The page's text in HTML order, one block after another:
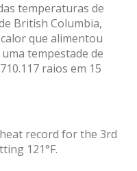
temperaturas de
British Columbia,
que alimentou
tempestade de
raios em 15
record for the 3rd
121°F.
Aceitar tudo